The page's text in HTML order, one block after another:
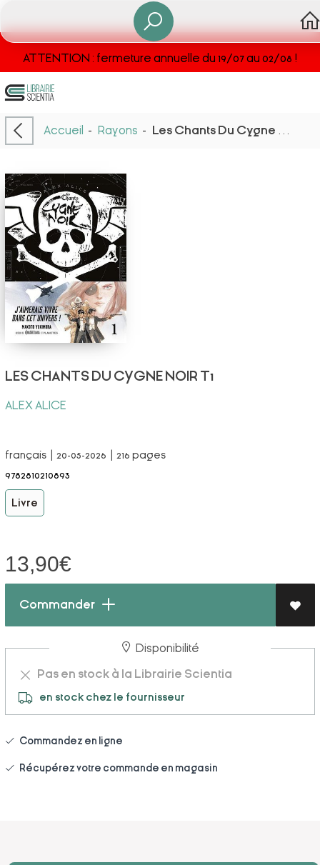
ATTENTION : fermeture annuelle du 19/07 au 02/08 !
Accueil - Rayons - Les Chants Du Cygne Noir T1
LES CHANTS DU CYGNE NOIR T1
ALEX ALICE
français | 20-05-2026 | 216 pages
9782810210893
Livre
13,90€
Commander
Disponibilité
Pas en stock à la Librairie Scientia
en stock chez le fournisseur
Commandez en ligne
Récupérez votre commande en magasin